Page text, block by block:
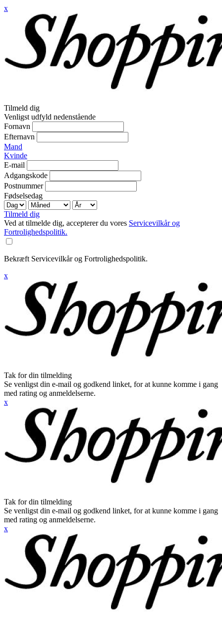
x
Tilmeld dig
Venligst udfyld nedenstående
Fornavn
Efternavn
Mand
Kvinde
E-mail
Adgangskode
Postnummer
Fødselsedag
Tilmeld dig
Ved at tilmelde dig, accepterer du vores Servicevilkår og
Fortrolighedspolitik.
Bekræft Servicevilkår og Fortrolighedspolitik.
x
Tak for din tilmelding
Se venligst din e-mail og godkend linket, for at kunne komme i gang
med rating og anmeldelserne.
x
Tak for din tilmelding
Se venligst din e-mail og godkend linket, for at kunne komme i gang
med rating og anmeldelserne.
x